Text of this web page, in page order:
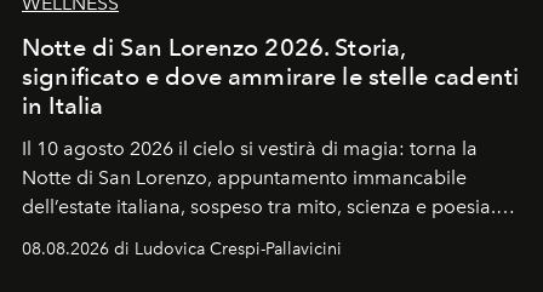
Notte di San Lorenzo 2026. Storia,
significato e dove ammirare le stelle cadenti
in Italia
Il 10 agosto 2026 il cielo si vestirà di magia: torna la
Notte di San Lorenzo, appuntamento immancabile
dell’estate italiana, sospeso tra mito, scienza e poesia.
celeste per seguire il passaggio delle
08.08.2026 di Ludovica Crespi-Pallavicini